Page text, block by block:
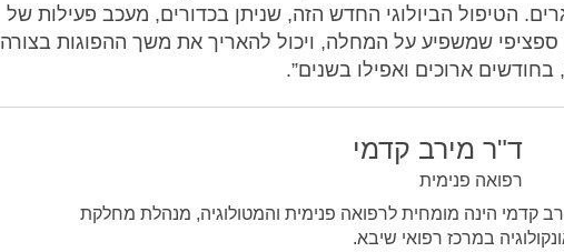
הטיפול הביולוגי החדש הזה, שניתן בכדורים, מעכב פעילות של
ספציפי שמשפיע על המחלה, ויכול להאריך את משך ההפוגות בצורה
בחודשים ארוכים ואפילו בשנים”.
ד"ר מירב קדמי
רפואה פנימית
קדמי הינה מומחית לרפואה פנימית והמטולוגיה, מנהלת מחלקת
במרכז רפואי שיבא.